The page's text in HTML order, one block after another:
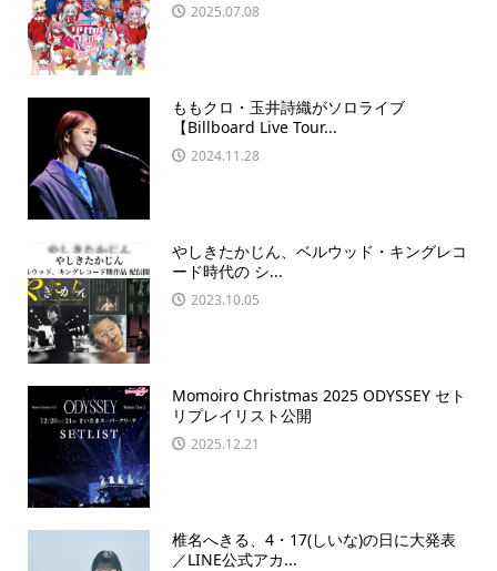
2025.07.08
ももクロ・玉井詩織がソロライブ
【Billboard Live Tour...
2024.11.28
やしきたかじん、ベルウッド・キングレコ
ード時代の シ...
2023.10.05
Momoiro Christmas 2025 ODYSSEY セト
リプレイリスト公開
2025.12.21
椎名へきる、4・17(しいな)の日に大発表
／LINE公式アカ...